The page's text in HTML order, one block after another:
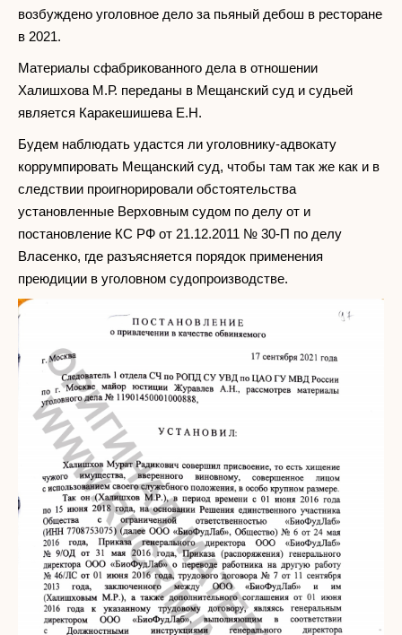
возбуждено уголовное дело за пьяный дебош в ресторане
в 2021.
Материалы сфабрикованного дела в отношении
Халишхова М.Р. переданы в Мещанский суд и судьей
является Каракешишева Е.Н.
Будем наблюдать удастся ли уголовнику-адвокату
коррумпировать Мещанский суд, чтобы там так же как и в
следствии проигнорировали обстоятельства
установленные Верховным судом по делу от и
постановление КС РФ от 21.12.2011 № 30-П по делу
Власенко, где разъясняется порядок применения
преюдиции в уголовном судопроизводстве.